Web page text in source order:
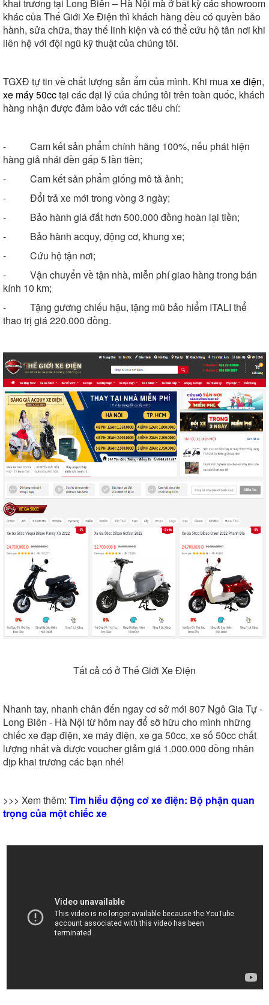
khai trương tại Long Biên – Hà Nội mà ở bất kỳ các showroom
khác của Thế Giới Xe Điện thì khách hàng đều có quyền bảo
hành, sửa chữa, thay thế linh kiện và có thể cứu hộ tân nơi khi
liên hệ với đội ngũ kỹ thuật của chúng tôi.
TGXĐ tự tin về chất lượng sản ẩm của mình. Khi muaxe điện,
xe máy 50cctại các đại lý của chúng tôi trên toàn quốc, khách
hàng nhận được đảm bảo với các tiêu chí:
- Cam kết sản phẩm chính hãng 100%, nếu phát hiện
hàng giả nhái đền gấp 5 lần tiền;
- Cam kết sản phẩm giống mô tả ảnh;
- Đổi trả xe mới trong vòng 3 ngày;
- Bảo hành giá đắt hơn 500.000 đồng hoàn lại tiền;
- Bảo hành acquy, động cơ, khung xe;
- Cứu hộ tận nơi;
- Vận chuyển về tận nhà, miễn phí giao hàng trong bán
kính 10 km;
- Tặng gương chiếu hậu, tặng mũ bảo hiểm ITALI thể
thao trị giá 220.000 đồng.
Tất cả có ở Thế Giới Xe Điện
Nhanh tay, nhanh chân đến ngay cơ sở mới 807 Ngô Gia Tự -
Long Biên - Hà Nội từ hôm nay để sỡ hữu cho mình những
chiếc xe đạp điện, xe máy điện, xe ga 50cc, xe số 50cc chất
lượng nhất và được voucher giảm giá 1.000.000 đồng nhân
dịp khai trương các bạn nhé!
>>> Xem thêm: Tìm hiểu động cơ xe điện: Bộ phận quan
trọng của một chiếc xe